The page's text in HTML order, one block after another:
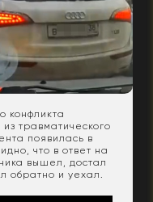
конфликта
травматического
появилась в
что в ответ на
вышел, достал
обратно и уехал.